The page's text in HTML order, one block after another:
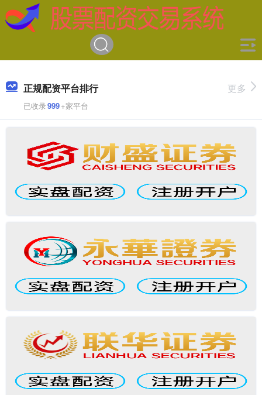
正规配资平台排行
已收录999+家平台
更多